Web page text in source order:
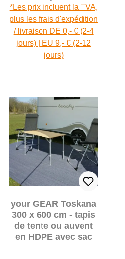
Prix de vente :
Prix régulier :
*Les prix incluent la TVA,
plus les frais d'expédition
/ livraison DE 0,- € (2-4
jours) | EU 9,- € (2-12
jours)
your GEAR Toskana
300 x 600 cm - tapis
de tente ou auvent
en HDPE avec sac